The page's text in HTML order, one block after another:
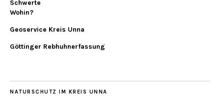
Schwerte
Wohin?
Geoservice Kreis Unna
Göttinger Rebhuhnerfassung
NATURSCHUTZ IM KREIS UNNA